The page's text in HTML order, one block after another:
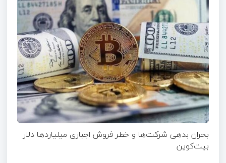
بحران بدهی شرکت‌ها و خطر فروش اجباری میلیاردها دلار
بیت‌کوین